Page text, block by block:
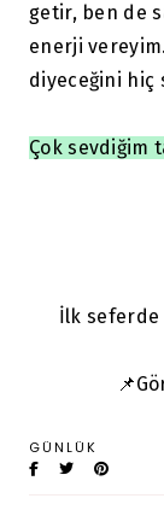
getir, ben de
enerji
diyeceğini hiç
Çok sevdiğim
İlk seferde
GÜNLÜK